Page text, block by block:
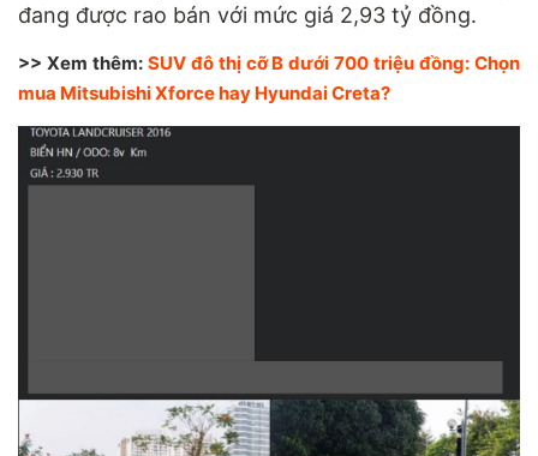
đang được rao bán với mức giá 2,93 tỷ đồng.
>> Xem thêm: SUV đô thị cỡ B dưới 700 triệu đồng: Chọn
mua Mitsubishi Xforce hay Hyundai Creta?